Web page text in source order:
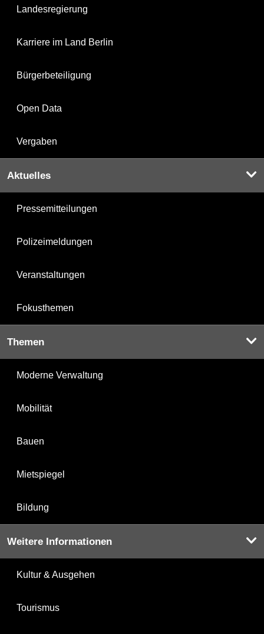
Landesregierung
Karriere im Land Berlin
Bürgerbeteiligung
Open Data
Vergaben
Aktuelles
Pressemitteilungen
Polizeimeldungen
Veranstaltungen
Fokusthemen
Themen
Moderne Verwaltung
Mobilität
Bauen
Mietspiegel
Bildung
Weitere Informationen
Kultur & Ausgehen
Tourismus